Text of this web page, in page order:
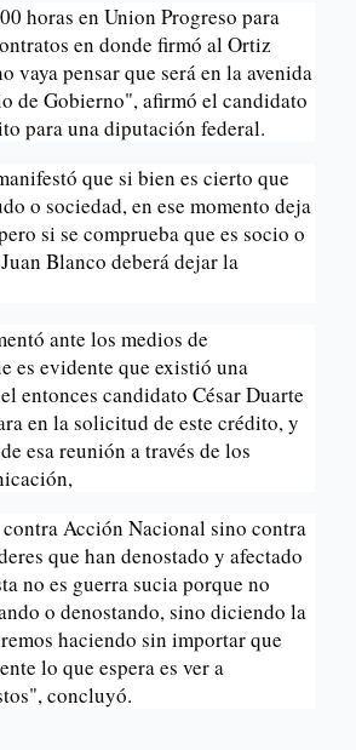
horas en Union Progreso para
en donde firmó al Ortiz
vaya pensar que será en la avenida
de Gobierno", afirmó el candidato
para una diputación federal.
que si bien es cierto que
o sociedad, en ese momento deja
si se comprueba que es socio o
Blanco deberá dejar la
ante los medios de
es evidente que existió una
entonces candidato César Duarte
en la solicitud de este crédito, y
esa reunión a través de los
Acción Nacional sino contra
que han denostado y afectado
no es guerra sucia porque no
o denostando, sino diciendo la
haciendo sin importar que
lo que espera es ver a
concluyó.